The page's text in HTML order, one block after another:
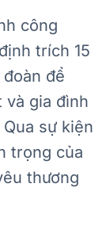
công
trích 15
để
và gia đình
sự kiện
trọng của
thương